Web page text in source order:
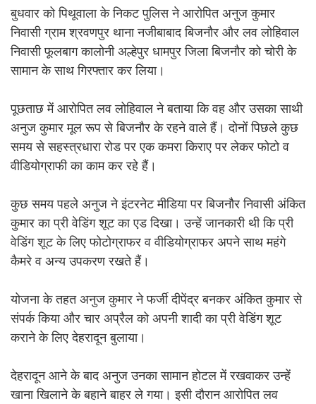
बुधवार को पिथूवाला के निकट पुलिस ने आरोपित अनुज कुमार
निवासी ग्राम श्रवणपुर थाना नजीबाबाद बिजनौर और लव लोहिवाल
निवासी फूलबाग कालोनी अल्हेपुर धामपुर जिला बिजनौर को चोरी के
सामान के साथ गिरफ्तार कर लिया।
पूछताछ में आरोपित लव लोहिवाल ने बताया कि वह और उसका साथी
अनुज कुमार मूल रूप से बिजनौर के रहने वाले हैं। दोनों पिछले कुछ
समय से सहस्त्रधारा रोड पर एक कमरा किराए पर लेकर फोटो व
वीडियोग्राफी का काम कर रहे हैं।
कुछ समय पहले अनुज ने इंटरनेट मीडिया पर बिजनौर निवासी अंकित
कुमार का प्री वेडिंग शूट का एड दिखा। उन्हें जानकारी थी कि प्री
वेडिंग शूट के लिए फोटोग्राफर व वीडियोग्राफर अपने साथ महंगे
कैमरे व अन्य उपकरण रखते हैं।
योजना के तहत अनुज कुमार ने फर्जी दीपेंद्र बनकर अंकित कुमार से
संपर्क किया और चार अप्रैल को अपनी शादी का प्री वेडिंग शूट
कराने के लिए देहरादून बुलाया।
देहरादून आने के बाद अनुज उनका सामान होटल में रखवाकर उन्हें
खाना खिलाने के बहाने बाहर ले गया। इसी दौरान आरोपित लव